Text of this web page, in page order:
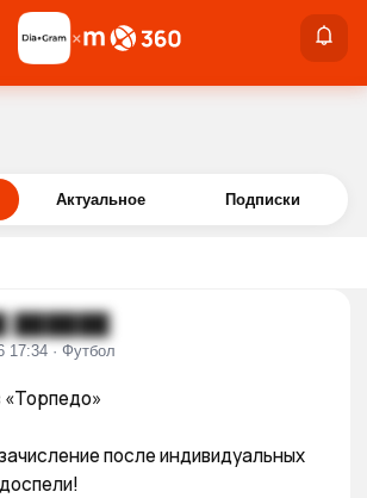
Войти
×
Актуальное Подписки
██████
17:34 · Футбол
«Торпедо»
после индивидуальных